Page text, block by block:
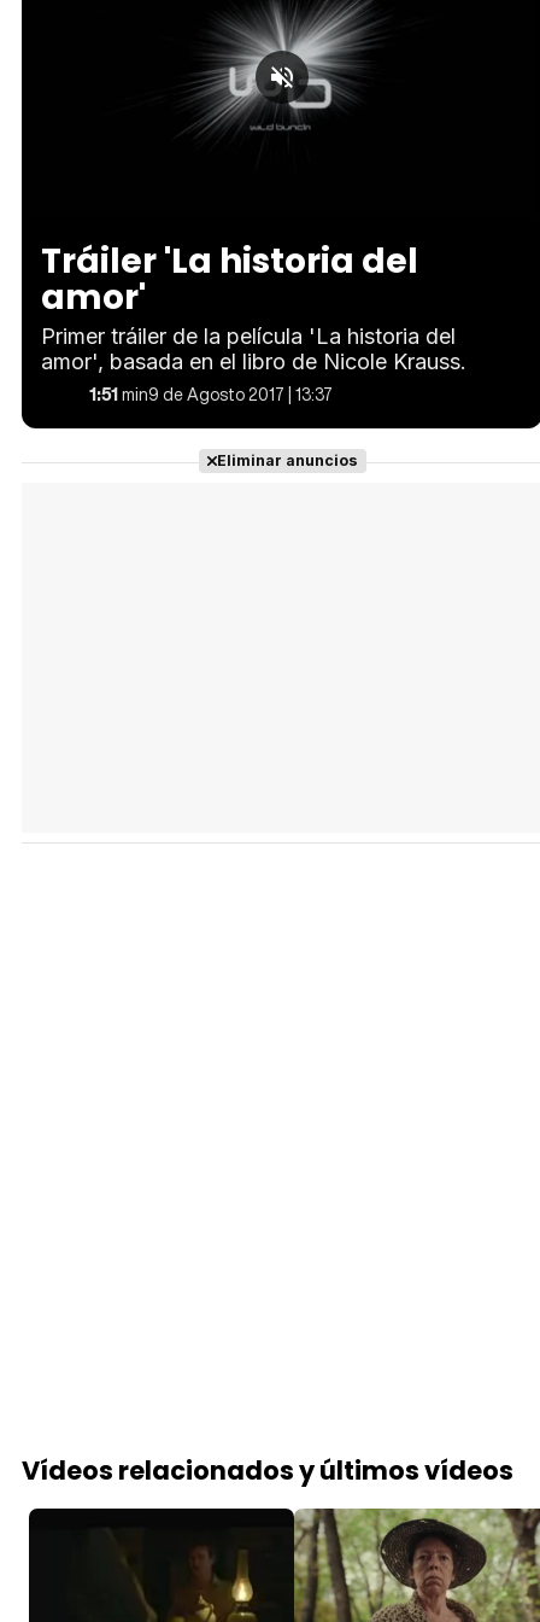
Tráiler 'La historia del
amor'
Primer tráiler de la película 'La historia del
amor', basada en el libro de Nicole Krauss.
1:51min9 de Agosto 2017 | 13:37
Eliminar anuncios
Vídeos relacionados y últimos vídeos